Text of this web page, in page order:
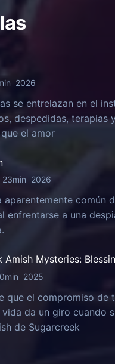
2026
se entrelazan en el
despedidas, terapias
el amor
23min 2026
aparentemente común
enfrentarse a una
Amish Mysteries:
2025
que el compromiso de
vida da un giro cuando
de Sugarcreek